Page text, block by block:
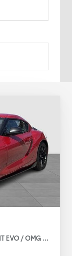
EVO / OMG LEV!